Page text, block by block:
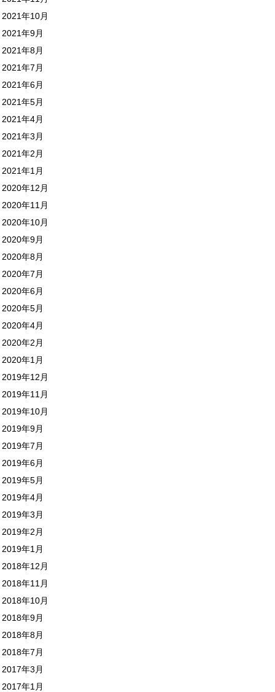
2021年10月
2021年9月
2021年8月
2021年7月
2021年6月
2021年5月
2021年4月
2021年3月
2021年2月
2021年1月
2020年12月
2020年11月
2020年10月
2020年9月
2020年8月
2020年7月
2020年6月
2020年5月
2020年4月
2020年2月
2020年1月
2019年12月
2019年11月
2019年10月
2019年9月
2019年7月
2019年6月
2019年5月
2019年4月
2019年3月
2019年2月
2019年1月
2018年12月
2018年11月
2018年10月
2018年9月
2018年8月
2018年7月
2017年3月
2017年1月